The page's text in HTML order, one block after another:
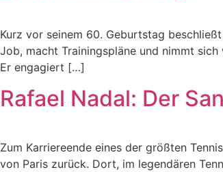
Kurz vor seinem 60. Geburtstag
Job, macht Trainingspläne und nimmt
Er engagiert […]
Rafael Nadal: Der
Zum Karriereende eines der größten
von Paris zurück. Dort, im legendären